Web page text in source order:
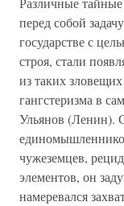
перед собой
государстве с
строя, стали
из таких
гангстеризма в
Ульянов (Ленин).
чужеземцев,
элементов, он
намеревался